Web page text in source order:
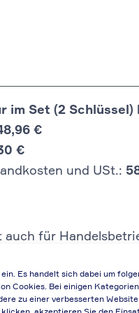
Es handelt sich dabei um
Cookies. Bei einigen
zu einer verbesserten Website
im Set (2
€
€
und USt.:
auch für
Sie uns über die
IdNr und